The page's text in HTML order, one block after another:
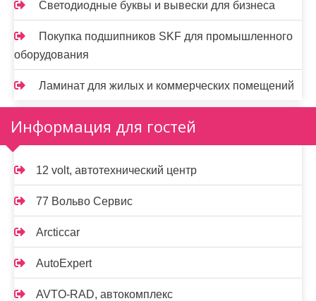
Светодиодные буквы и вывески для бизнеса
Покупка подшипников SKF для промышленного
оборудования
Ламинат для жилых и коммерческих помещений
Информация для гостей
12 volt, автотехнический центр
77 Вольво Сервис
Arcticcar
AutoExpert
AVTO-RAD, автокомплекс